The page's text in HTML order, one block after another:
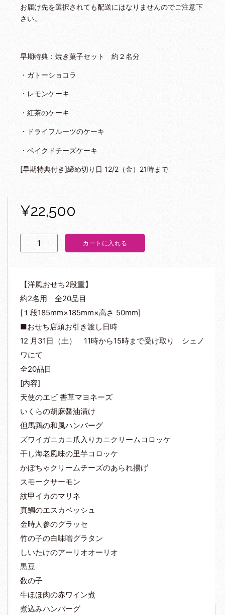
お届け先を選択されても配送にはなりませんのでご注意下
さい。
早期特典：焼き菓子セット 約２名分
・ガトーショコラ
・レモンケーキ
・紅茶のケーキ
・ドライフルーツのケーキ
・ベイクドチーズケーキ
[早期特典付き]締め切り日 12/2（金）21時まで
¥22,500
カートに入れる
【洋風おせち2段重】
約2名用 全20品目
[１段185mm×185mm×高さ 50mm]
■おせち店頭お引き渡し日時
12 月31日（土） 11時から15時まで受け取り シェノ
ワにて
全20品目
[内容]
天使のエビ 香草マヨネーズ
いくらの胡麻醤油漬け
但馬鶏の和風ハンバーグ
ズワイガニカニ爪入りカニクリームコロッケ
干し海老風味の里芋コロッケ
かぼちゃクリームチーズのあられ揚げ
スモークサーモン
紋甲イカのマリネ
真鯛のエスカベッシュ
金時人参のグラッセ
竹の子の白味噌グラタン
しいたけのアーリオオーリオ
黒豆
数の子
牛ほほ肉の赤ワイン煮
煮込みハンバーグ